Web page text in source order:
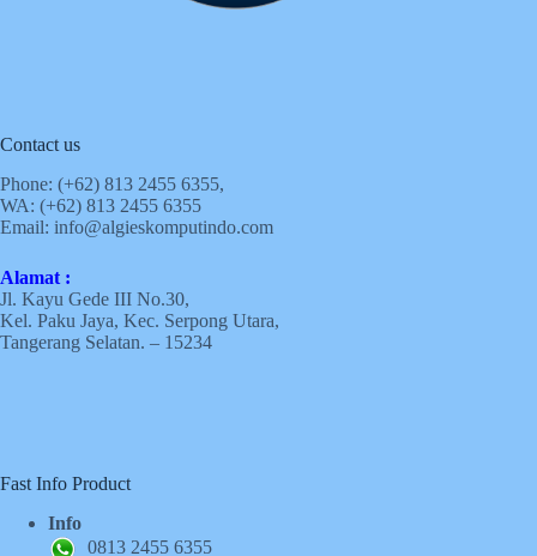
Contact us
Phone: (+62) 813 2455 6355,
WA: (+62) 813 2455 6355
Email: info@algieskomputindo.com
Alamat :
Jl. Kayu Gede III No.30,
Kel. Paku Jaya, Kec. Serpong Utara,
Tangerang Selatan. – 15234
Fast Info Product
Info
0813 2455 6355